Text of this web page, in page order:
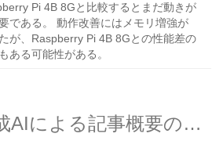
Pi 4B 8Gと比較するとまだ動きが
である。 動作改善にはメモリ増強が
が、Raspberry Pi 4B 8Gとの性能差の
ある可能性がある。
SOY CMSで生成AIによる記事概要の自動生成の機能を作成しました